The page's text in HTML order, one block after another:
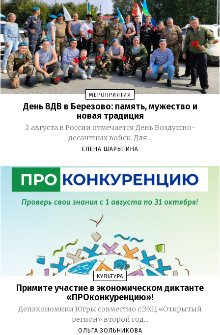
МЕРОПРИЯТИЯ
День ВДВ в Березово: память, мужество и
новая традиция
2 августа в России отмечается День Воздушно-
десантных войск. Для...
ЕЛЕНА ШАРЫГИНА
КУЛЬТУРА
Примите участие в экономическом диктанте
«ПРОконкуренцию»!
Депэкономики Югры совместно с ЭКЦ «Открытый
регион» второй год...
ОЛЬГА ЗОЛЬНИКОВА